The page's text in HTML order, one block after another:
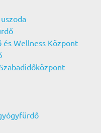
Wellness Központ